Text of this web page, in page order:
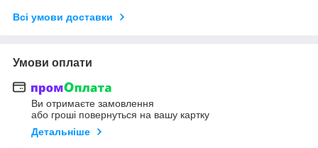
Всі умови доставки
Умови оплати
Ви отримаєте замовлення
або гроші повернуться на вашу картку
Детальніше